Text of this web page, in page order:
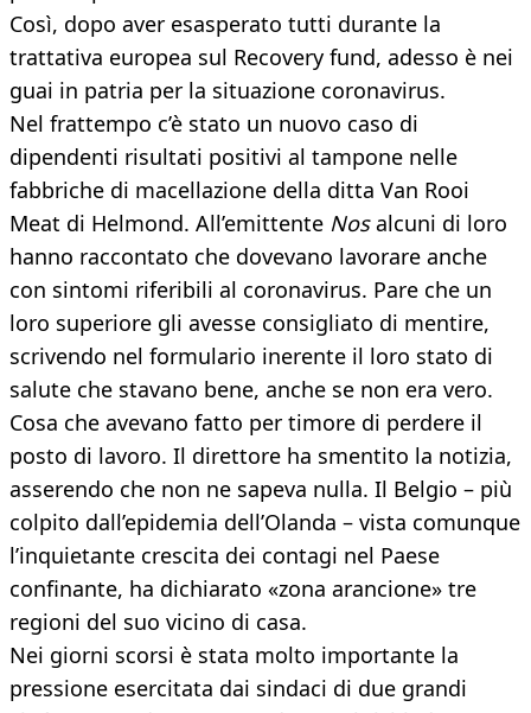
Così, dopo aver esasperato tutti durante la
trattativa europea sul Recovery fund, adesso è nei
guai in patria per la situazione coronavirus.
Nel frattempo c’è stato un nuovo caso di
dipendenti risultati positivi al tampone nelle
fabbriche di macellazione della ditta Van Rooi
Meat di Helmond. All’emittente Nosalcuni di loro
hanno raccontato che dovevano lavorare anche
con sintomi riferibili al coronavirus. Pare che un
loro superiore gli avesse consigliato di mentire,
scrivendo nel formulario inerente il loro stato di
salute che stavano bene, anche se non era vero.
Cosa che avevano fatto per timore di perdere il
posto di lavoro. Il direttore ha smentito la notizia,
asserendo che non ne sapeva nulla. Il Belgio – più
colpito dall’epidemia dell’Olanda – vista comunque
l’inquietante crescita dei contagi nel Paese
confinante, ha dichiarato «zona arancione» tre
regioni del suo vicino di casa.
Nei giorni scorsi è stata molto importante la
pressione esercitata dai sindaci di due grandi